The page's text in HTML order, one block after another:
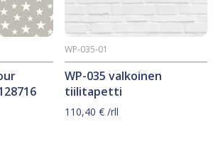
WP-035 valkoinen
tiilitapetti
WP-035-01
110,40€ /rll